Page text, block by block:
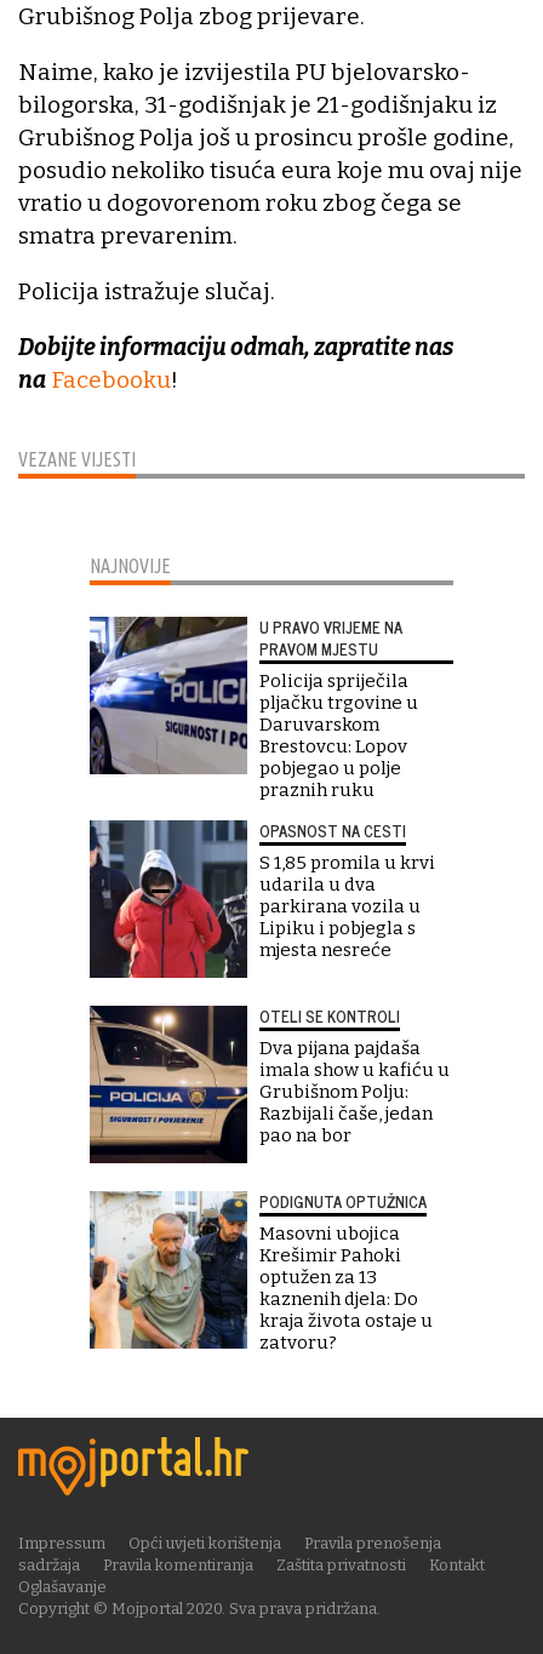
VEZANE VIJESTI
Grubišnog Polja zbog prijevare.
Naime, kako je izvijestila PU bjelovarsko-
bilogorska, 31-godišnjak je 21-godišnjaku iz
Grubišnog Polja još u prosincu prošle godine,
posudio nekoliko tisuća eura koje mu ovaj nije
vratio u dogovorenom roku zbog čega se
smatra prevarenim.
Policija istražuje slučaj.
Dobijte informaciju odmah, zapratite nas
na Facebooku!
NAJNOVIJE
U PRAVO VRIJEME NA
PRAVOM MJESTU
Policija spriječila
pljačku trgovine u
Daruvarskom
Brestovcu: Lopov
pobjegao u polje
praznih ruku
OPASNOST NA CESTI
S 1,85 promila u krvi
udarila u dva
parkirana vozila u
Lipiku i pobjegla s
mjesta nesreće
OTELI SE KONTROLI
Dva pijana pajdaša
imala show u kafiću u
Grubišnom Polju:
Razbijali čaše, jedan
pao na bor
PODIGNUTA OPTUŽNICA
Masovni ubojica
Krešimir Pahoki
optužen za 13
kaznenih djela: Do
kraja života ostaje u
zatvoru?
Copyright © Mojportal 2020. Sva prava pridržana.
Impressum Opći uvjeti korištenja
Pravila prenošenja
sadržaja
Pravila komentiranja Zaštita privatnosti
Kontakt
Oglašavanje